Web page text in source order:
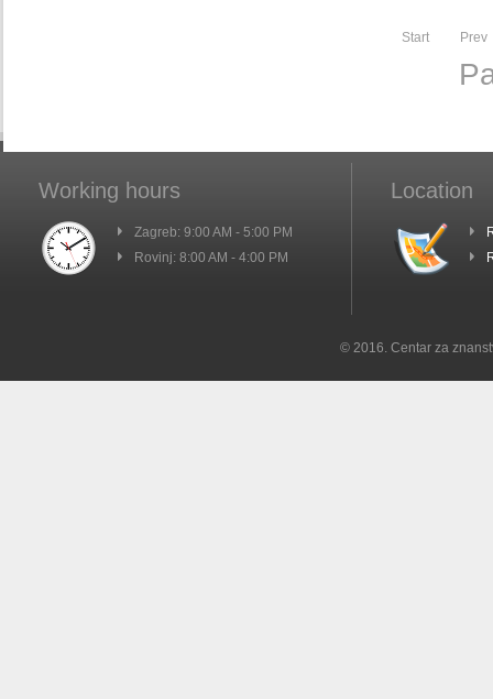
Start Prev
Working hours
Zagreb: 9:00 AM - 5:00 PM
Rovinj: 8:00 AM - 4:00 PM
Location
© 2016. Centar za